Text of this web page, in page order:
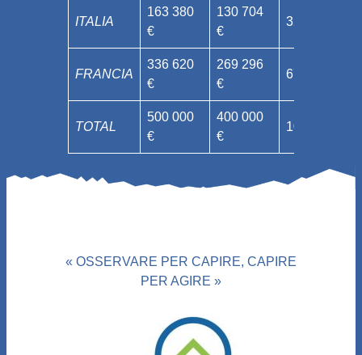
ITALIA
163 380
€
130 704
€
32 676 €
FRANCIA
336 620
€
269 296
€
67 324 €
TOTAL
500 000
€
400 000
€
100 000 €
« OSSERVARE PER CAPIRE, CAPIRE
PER AGIRE »